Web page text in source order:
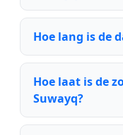
Hoe lang is de
Hoe laat is de
Suwayq?